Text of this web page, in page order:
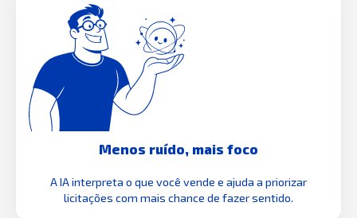
Menos ruído, mais foco
A IA interpreta o que você vende e ajuda a priorizar
licitações com mais chance de fazer sentido.